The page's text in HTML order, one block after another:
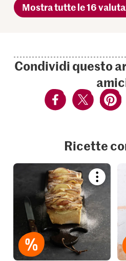
Mostra tutte le 16
Condividi questo
Ricette
Bookmark
recipe
add
it
to
your